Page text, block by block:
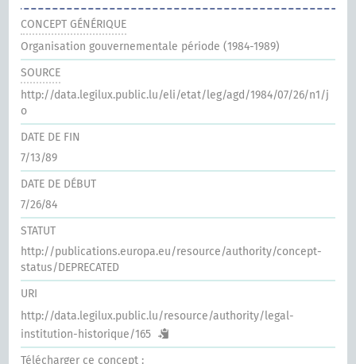
CONCEPT GÉNÉRIQUE
Organisation gouvernementale période (1984-1989)
SOURCE
http://data.legilux.public.lu/eli/etat/leg/agd/1984/07/26/n1/j
o
DATE DE FIN
7/13/89
DATE DE DÉBUT
7/26/84
STATUT
http://publications.europa.eu/resource/authority/concept-
status/DEPRECATED
URI
http://data.legilux.public.lu/resource/authority/legal-
institution-historique/165
Télécharger ce concept :